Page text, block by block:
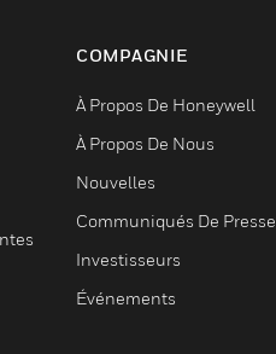
COMPAGNIE
À Propos De Honeywell
À Propos De Nous
Nouvelles
Communiqués De Presse
Investisseurs
Événements